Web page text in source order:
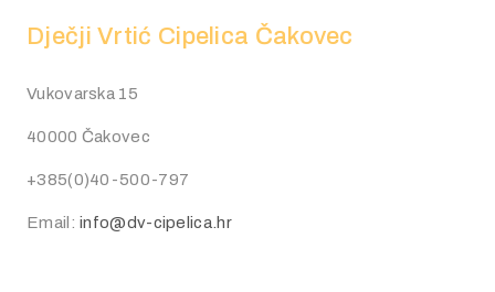
Dječji Vrtić Cipelica Čakovec
Vukovarska 15
40000 Čakovec
+385(0)40-500-797
Email:info@dv-cipelica.hr